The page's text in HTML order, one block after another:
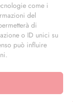
come i
del
di
o ID unici su
può influire